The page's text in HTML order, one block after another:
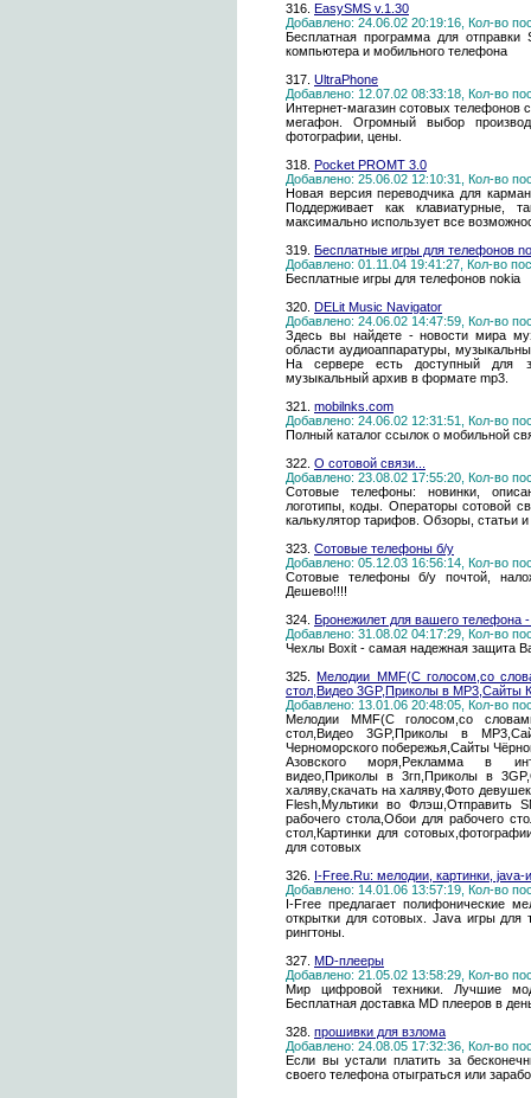
316. EasySMS v.1.30
Добавлено: 24.06.02 20:19:16, Кол-во
Бесплатная программа для отправки
компьютера и мобильного телефона
317. UltraPhone
Добавлено: 12.07.02 08:33:18, Кол-во
Интернет-магазин сотовых телефонов
мегафон. Огромный выбор
фотографии, цены.
318. Pocket PROMT 3.0
Добавлено: 25.06.02 12:10:31, Кол-во
Новая версия переводчика для
Поддерживает как клавиатурные,
максимально использует все
319. Бесплатные игры для телефонов
Добавлено: 01.11.04 19:41:27, Кол-во
Бесплатные игры для телефонов nokia
320. DELit Music Navigator
Добавлено: 24.06.02 14:47:59, Кол-во
Здесь вы найдете - новости мира
области аудиоаппаратуры,
На сервере есть доступный для
музыкальный архив в формате mp3.
321. mobilnks.com
Добавлено: 24.06.02 12:31:51, Кол-во
Полный каталог ссылок о мобильной
322. О сотовой связи...
Добавлено: 23.08.02 17:55:20, Кол-во
Сотовые телефоны: новинки,
логотипы, коды. Операторы сотовой
калькулятор тарифов. Обзоры, статьи
323. Сотовые телефоны б/у
Добавлено: 05.12.03 16:56:14, Кол-во
Сотовые телефоны б/у почтой,
Дешево!!!!
324. Бронежилет для вашего телефона
Добавлено: 31.08.02 04:17:29, Кол-во
Чехлы Boxit - самая надежная защита
325.Мелодии MMF(С голосом,со
стол,Видео 3GP,Приколы в MP3,Сайты
Добавлено: 13.01.06 20:48:05, Кол-во
Мелодии MMF(С голосом,со
стол,Видео 3GP,Приколы в
Черноморского побережья,Сайты
Азовского моря,Рекламма в
видео,Приколы в 3гп,Приколы в
халяву,скачать на халяву,Фото
Flesh,Мультики во Флэш,Отправить
рабочего стола,Обои для рабочего
стол,Картинки для
для сотовых
326. I-Free.Ru: мелодии, картинки,
Добавлено: 14.01.06 13:57:19, Кол-во
I-Free предлагает полифонические
открытки для сотовых. Java игры для
рингтоны.
327. MD-плееры
Добавлено: 21.05.02 13:58:29, Кол-во
Мир цифровой техники. Лучшие
Бесплатная доставка MD плееров в
328. прошивки для взлома
Добавлено: 24.08.05 17:32:36, Кол-во
Если вы устали платить за
своего телефона отыграться или